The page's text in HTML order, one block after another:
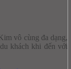
vô cùng đa dạng,
khách khi đến với